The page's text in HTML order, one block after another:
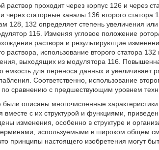
проходит через корпус 126 и через
через статорные каналы 136 второго
128, 132 определяет степень увеличения
116. Изменяя угловое положение
раствора и результирующие
раствора, использование второго статора
выходящих из модулятора 116.
емкость для переноса данных и увеличивает
Соответственно, использование
сравнению с предшествующим уровнем
описаны многочисленные
вместе с их структурой и функциями,
изменения, особенно в структуре и
используемыми в широком общем
принципы настоящего изобретения могут